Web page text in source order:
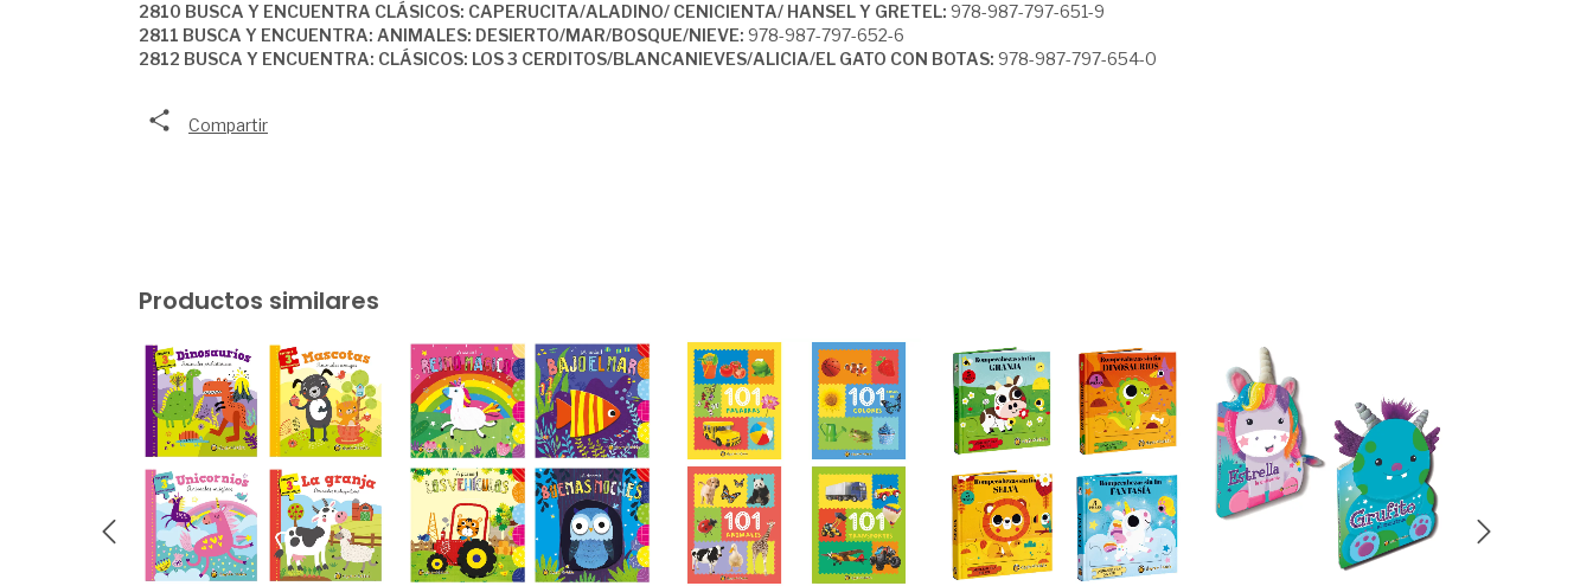
2810 BUSCA Y ENCUENTRA CLÁSICOS: CAPERUCITA/ALADINO/ CENICIENTA/ HANSEL Y GRETEL: 978-987-797-651-9
2811 BUSCA Y ENCUENTRA: ANIMALES: DESIERTO/MAR/BOSQUE/NIEVE: 978-987-797-652-6
2812 BUSCA Y ENCUENTRA: CLÁSICOS: LOS 3 CERDITOS/BLANCANIEVES/ALICIA/EL GATO CON BOTAS: 978-987-797-654-0
Compartir
Productos similares